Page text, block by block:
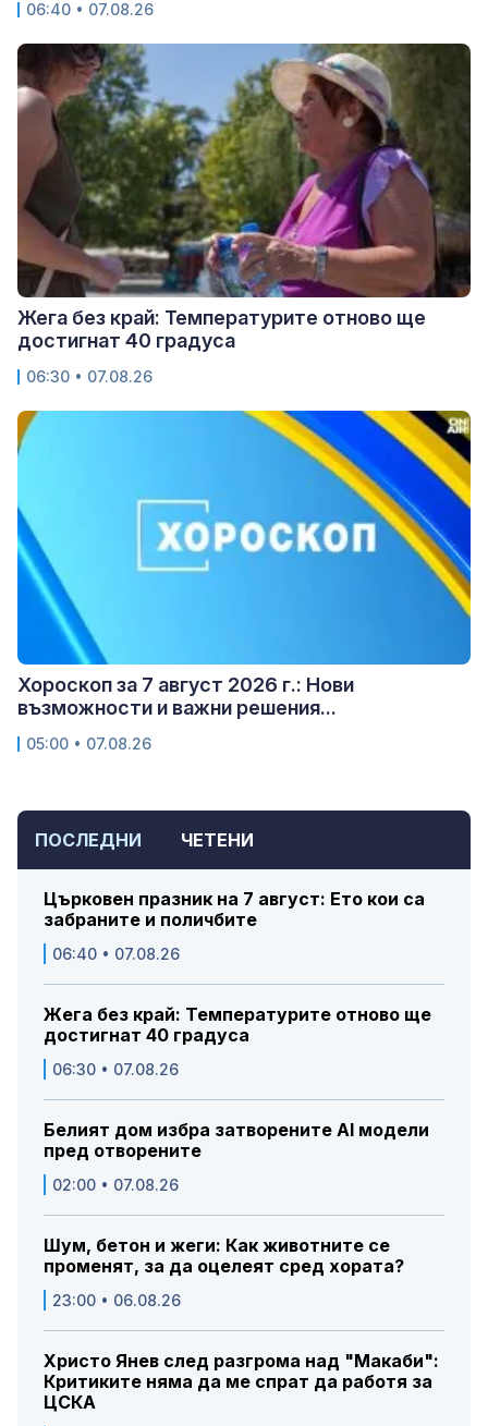
ПОСЛЕДНИ ЧЕТЕНИ
Църковен празник на 7 август: Ето кои са
забраните и поличбите
06:40 • 07.08.26
Жега без край: Температурите отново ще
достигнат 40 градуса
06:30 • 07.08.26
Белият дом избра затворените AI модели
пред отворените
02:00 • 07.08.26
Шум, бетон и жеги: Как животните се
променят, за да оцелеят сред хората?
23:00 • 06.08.26
Христо Янев след разгрома над "Макаби":
Критиките няма да ме спрат да работя за
ЦСКА
06:40 • 07.08.26
Жега без край: Температурите отново ще
достигнат 40 градуса
06:30 • 07.08.26
Хороскоп за 7 август 2026 г.: Нови
възможности и важни решения...
05:00 • 07.08.26